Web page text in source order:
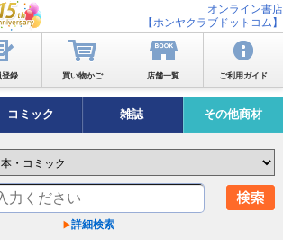
オンライン書店
【ホンヤクラブドットコム】
登録 買い物かご 店舗一覧 ご利用ガイド
コミック 雑誌 その他商材
詳細検索